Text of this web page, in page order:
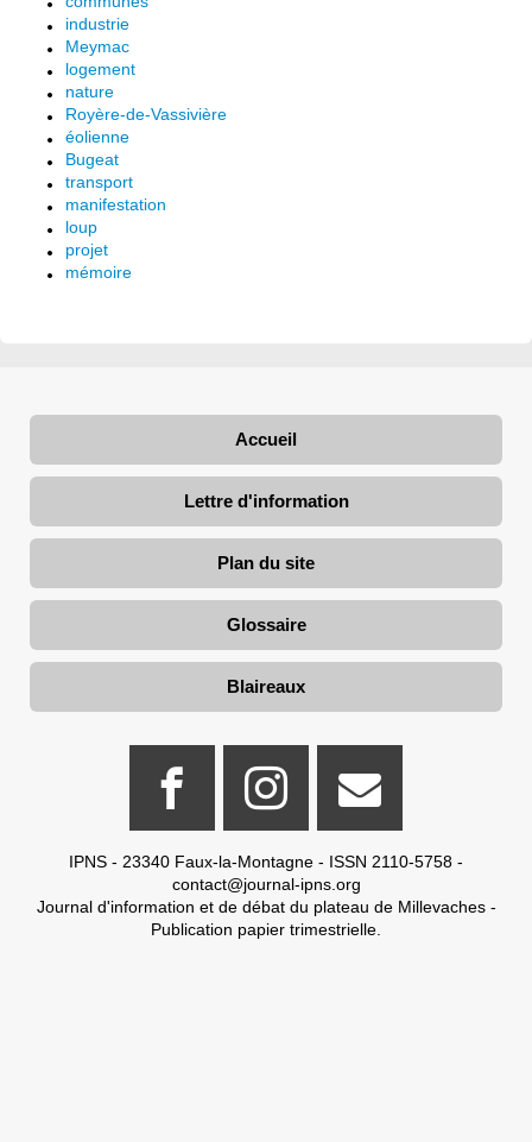
industrie
Meymac
logement
nature
Royère-de-Vassivière
éolienne
Bugeat
transport
manifestation
loup
projet
mémoire
Accueil
Lettre d'information
Plan du site
Glossaire
Blaireaux
IPNS - 23340 Faux-la-Montagne - ISSN 2110-5758 -
contact@journal-ipns.org
Journal d'information et de débat du plateau de Millevaches -
Publication papier trimestrielle.